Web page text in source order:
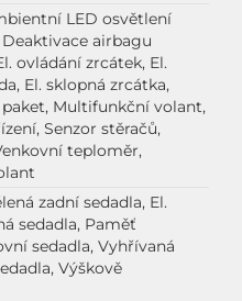
LED osvětlení
airbagu
ovládání zrcátek, El.
El. sklopná zrcátka,
paket, Multifunkční volant,
Senzor stěračů,
teploměr,
zadní sedadla, El.
sedadla, Paměť
sedadla, Vyhřívaná
Výškově